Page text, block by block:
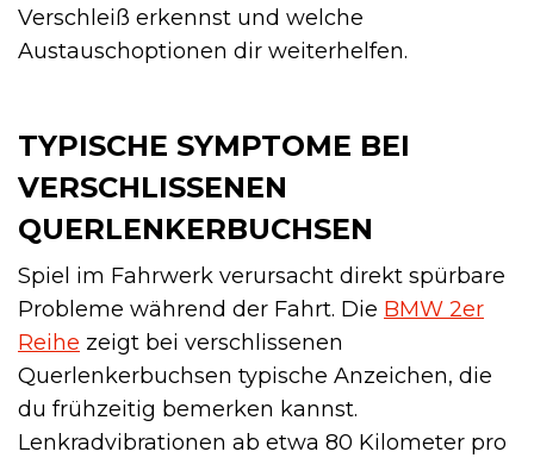
Verschleiß erkennst und welche
Austauschoptionen dir weiterhelfen.
TYPISCHE SYMPTOME BEI
VERSCHLISSENEN
QUERLENKERBUCHSEN
Spiel im Fahrwerk verursacht direkt spürbare
Probleme während der Fahrt. Die BMW 2er
Reihe zeigt bei verschlissenen
Querlenkerbuchsen typische Anzeichen, die
du frühzeitig bemerken kannst.
Lenkradvibrationen ab etwa 80 Kilometer pro